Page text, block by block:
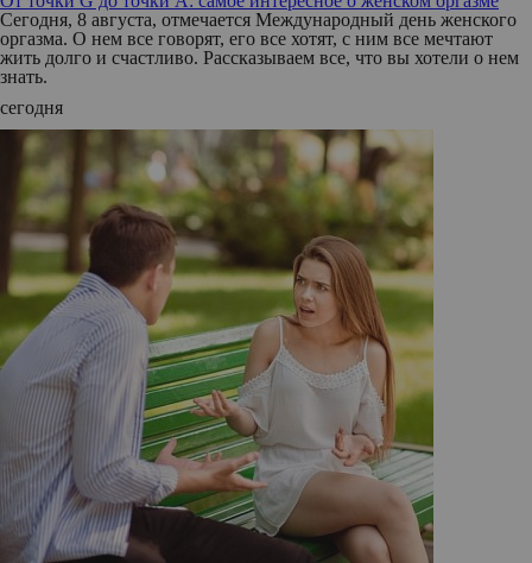
Сегодня, 8 августа, отмечается Международный день женского
оргазма. О нем все говорят, его все хотят, с ним все мечтают
жить долго и счастливо. Рассказываем все, что вы хотели о нем
знать.
сегодня